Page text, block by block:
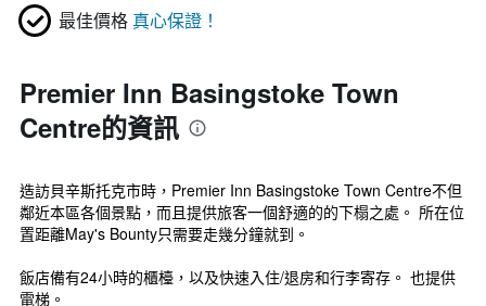
最佳價格 真心保證！
Premier Inn Basingstoke Town
Centre的資訊
造訪貝辛斯托克市時，Premier Inn Basingstoke Town Centre不但
鄰近本區各個景點，而且提供旅客一個舒適的的下榻之處。 所在位
置距離May's Bounty只需要走幾分鐘就到。
飯店備有24小時的櫃檯，以及快速入住/退房和行李寄存。 也提供
電梯。